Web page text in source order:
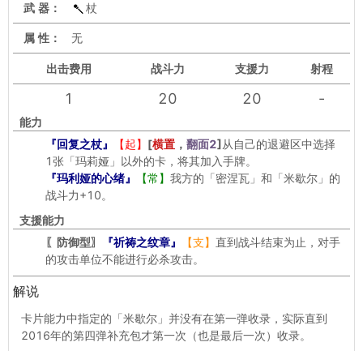
武 器： 杖
属 性： 无
出击费用 战斗力 支援力 射程
1 20 20 -
能力
『回复之杖』
【起】 [横置 ， 翻面2] 从自己的退避区中选择
1张「玛莉娅」以外的卡，将其加入手牌。
『玛利娅的心绪』
【常】 我方的「密涅瓦」和「米歇尔」的
战斗力+10。
支援能力
〖防御型〗
『祈祷之纹章』 【支】 直到战斗结束为止，对手
的攻击单位不能进行必杀攻击。
解说
卡片能力中指定的「米歇尔」并没有在第一弹收录，实际直到
2016年的第四弹补充包才第一次（也是最后一次）收录。